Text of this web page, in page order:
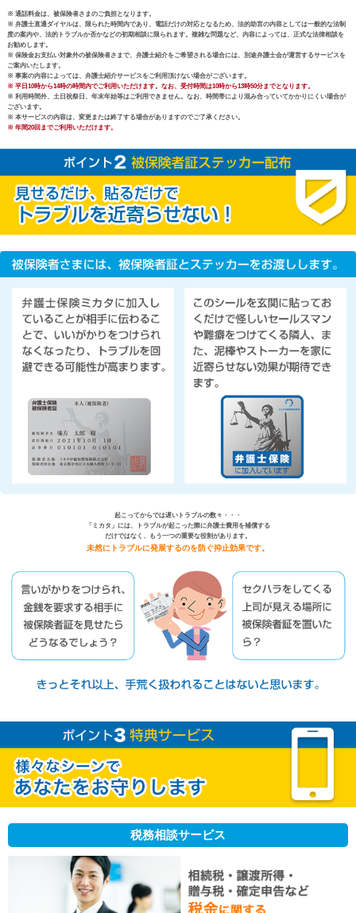
※ 通話料金は、被保険者さまのご負担となります。
※ 弁護士直通ダイヤルは、限られた時間内であり、電話だけの対応となるため、法的助言の内容としては一般的な法制
度の案内や、法的トラブルか否かなどの初期相談に限られます。複雑な問題など、内容によっては、正式な法律相談を
お勧めします。
※ 保険金お支払い対象外の被保険者さまで、弁護士紹介をご希望される場合には、別途弁護士会が運営するサービスを
ご案内いたします。
※ 事案の内容によっては、弁護士紹介サービスをご利用頂けない場合がございます。
※ 平日10時から14時の時間内でご利用いただけます。なお、受付時間は10時から13時50分までとなります。
※ 利用時間外、土日祝祭日、年末年始等はご利用できません。なお、時間帯により混み合っていてかかりにくい場合が
ございます。
※ 本サービスの内容は、変更または終了する場合がありますのでご了承ください。
※ 年間20回までご利用いただけます。
起こってからでは遅いトラブルの数々・・・
「ミカタ」には、トラブルが起こった際に弁護士費用を補償する
だけではなく、もう一つの重要な役割があります。
未然にトラブルに発展するのを防ぐ抑止効果です。
税務相談サービス